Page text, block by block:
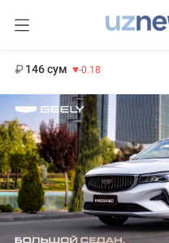
146 сум -0.18